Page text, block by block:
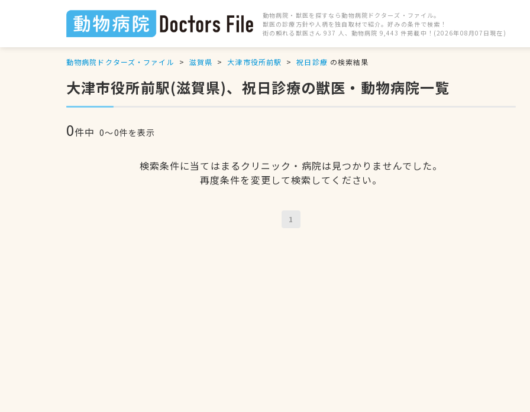
動物病院・獣医を探すなら動物病院ドクターズ・ファイル。
獣医の診療方針や人柄を独自取材で紹介。好みの条件で検索！
街の頼れる獣医さん 937 人、動物病院 9,443 件掲載中！(2026年08月07日現在)
動物病院ドクターズ・ファイル 滋賀県 大津市役所前駅 祝日診療 の検索結果
大津市役所前駅(滋賀県)、祝日診療の獣医・動物病院一覧
0件中 0〜0件を表示
検索条件に当てはまるクリニック・病院は見つかりませんでした。
再度条件を変更して検索してください。
1